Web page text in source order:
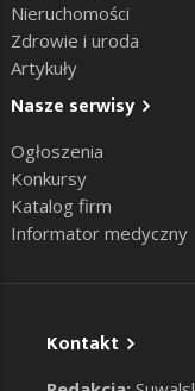
Nieruchomości
Zdrowie i uroda
Artykuły
Nasze serwisy
Ogłoszenia
Konkursy
Katalog firm
Informator medyczny
Kontakt